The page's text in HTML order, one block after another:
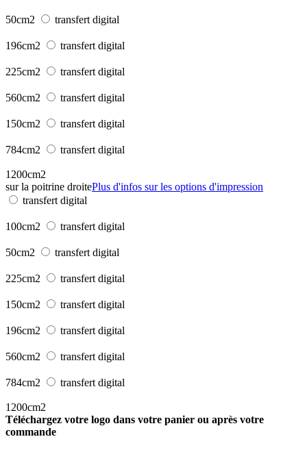
50cm2 transfert digital
196cm2 transfert digital
225cm2 transfert digital
560cm2 transfert digital
150cm2 transfert digital
784cm2 transfert digital
1200cm2
sur la poitrine droitePlus d'infos sur les options d'impression
transfert digital
100cm2 transfert digital
50cm2 transfert digital
225cm2 transfert digital
150cm2 transfert digital
196cm2 transfert digital
560cm2 transfert digital
784cm2 transfert digital
1200cm2
Téléchargez votre logo dans votre panier ou après votre
commande